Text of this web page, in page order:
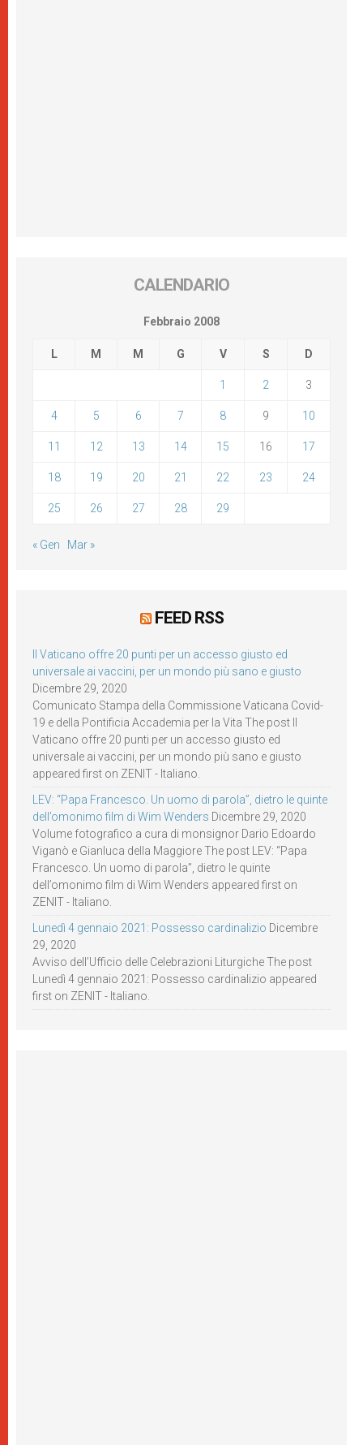
CALENDARIO
Febbraio 2008
L M M G V S D
1 2 3
4 5 6 7 8 9 10
11 12 13 14 15 16 17
18 19 20 21 22 23 24
25 26 27 28 29
« Gen Mar »
FEED RSS
Il Vaticano offre 20 punti per un accesso giusto ed
universale ai vaccini, per un mondo più sano e giusto
Dicembre 29, 2020
Comunicato Stampa della Commissione Vaticana Covid-
19 e della Pontificia Accademia per la Vita The post Il
Vaticano offre 20 punti per un accesso giusto ed
universale ai vaccini, per un mondo più sano e giusto
appeared first on ZENIT - Italiano.
LEV: “Papa Francesco. Un uomo di parola”, dietro le quinte
dell’omonimo film di Wim Wenders Dicembre 29, 2020
Volume fotografico a cura di monsignor Dario Edoardo
Viganò e Gianluca della Maggiore The post LEV: “Papa
Francesco. Un uomo di parola”, dietro le quinte
dell’omonimo film di Wim Wenders appeared first on
ZENIT - Italiano.
Lunedì 4 gennaio 2021: Possesso cardinalizio Dicembre
29, 2020
Avviso dell’Ufficio delle Celebrazioni Liturgiche The post
Lunedì 4 gennaio 2021: Possesso cardinalizio appeared
first on ZENIT - Italiano.